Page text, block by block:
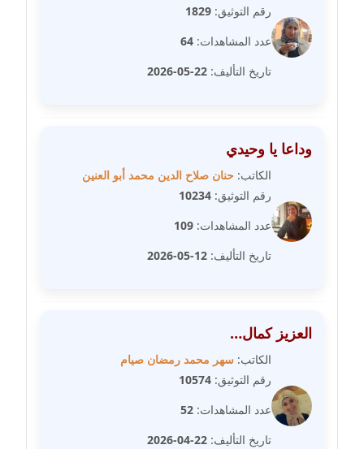
عاملة
مدونة سمر ابراهيم
عاملة
مدونة سهام كمال
عاملة
مدونة سهر صيام
عاملة
مدونة سوزان بهنسي
رقم التوثيق: 1829
عدد المشاهدات: 64
تاريخ التأليف: 22-05-2026
وداعا يا وحيدي
الكاتب: حنان صلاح الدين محمد أبو العنين
رقم التوثيق: 10234
عدد المشاهدات: 109
تاريخ التأليف: 12-05-2026
العزيز كمال…
الكاتب: سهر محمد رمضان صيام
رقم التوثيق: 10574
عدد المشاهدات: 52
تاريخ التأليف: 22-04-2026